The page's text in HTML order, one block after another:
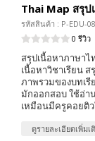
Thai Map สรุ
รหัสสินค้า : P-EDU-
0 รีวิว
สรุปเนื้อหาภาษา
เนื้อหาวิชาเรียน
ภาพรวมของบทเรี
มักออกสอบ ใช้อ่า
เหมือนมีครูคอยติ
ดูรายละเอียดเพิ่มเ